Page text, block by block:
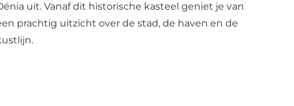
uit. Vanaf dit historische kasteel geniet je van
prachtig uitzicht over de stad, de haven en de